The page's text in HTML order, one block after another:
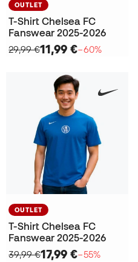
OUTLET
T-Shirt Chelsea FC
Fanswear 2025-2026
29,99 €11,99 €−60%
OUTLET
T-Shirt Chelsea FC
Fanswear 2025-2026
39,99 €17,99 €−55%